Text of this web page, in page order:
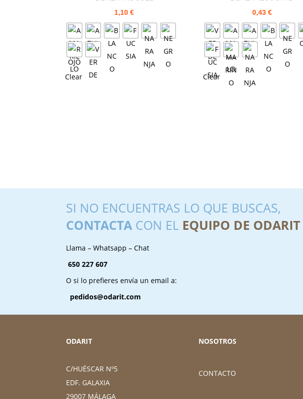
1,10 €
Clear
0,43 €
Clear
SI NO ENCUENTRAS LO QUE BUSCAS,
CONTACTA CON EL EQUIPO DE ODARIT
Llama – Whatsapp – Chat
650 227 607
O si lo prefieres envía un email a:
pedidos@odarit.com
ODARIT
C/HUÉSCAR Nº5
EDF. GALAXIA
29007 MÁLAGA
NOSOTROS
CONTACTO